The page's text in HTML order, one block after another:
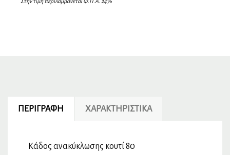
Στην τιμή περιλαμβάνεται Φ.Π.Α. 24%
ΠΕΡΙΓΡΑΦΉ ΧΑΡΑΚΤΗΡΙΣΤΙΚΆ
Κάδος ανακύκλωσης κουτί 80